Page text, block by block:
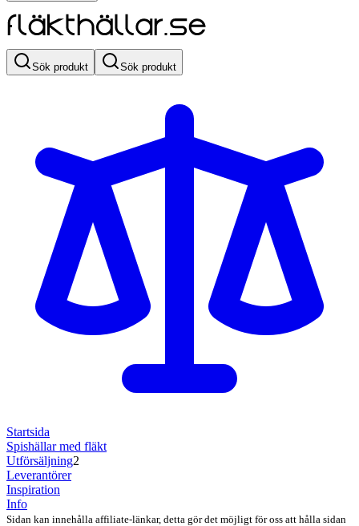
Sök produkt Sök produkt
Startsida
Spishällar med fläkt
Utförsäljning2
Leverantörer
Inspiration
Info
Sidan kan innehålla affiliate-länkar, detta gör det möjligt för oss att hålla sidan